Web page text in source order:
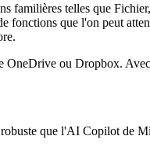
familières telles que
fonctions que l'on peut
OneDrive ou Dropbox.
que l'AI Copilot de